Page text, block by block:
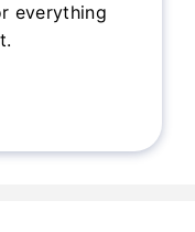
everything